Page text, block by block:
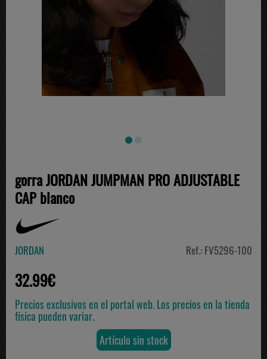
gorra JORDAN JUMPMAN PRO ADJUSTABLE
CAP blanco
JORDAN Ref.: FV5296-100
32.99€
Precios exclusivos en el portal web. Los precios en la tienda
física pueden variar.
Artículo sin stock